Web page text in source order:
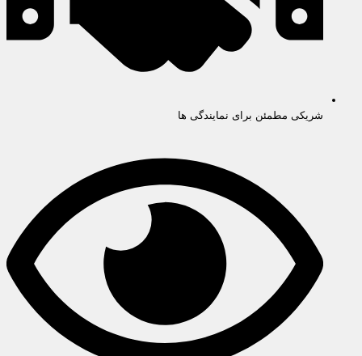
شریکی مطمئن برای نمایندگی ها